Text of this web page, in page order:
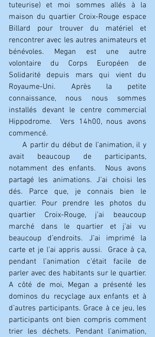
tuteurise) et moi sommes allés à la
maison du quartier Croix-Rouge espace
Billard pour trouver du matériel et
rencontrer avec les autres animateurs et
bénévoles. Megan est une autre
volontaire du Corps Européen de
Solidarité depuis mars qui vient du
Royaume-Uni. Après la petite
connaissance, nous nous sommes
installés devant le centre commercial
Hippodrome.  Vers 14h00, nous avons
commencé.
avait beaucoup de participants,
notamment des enfants.  Nous avons
partagé les animations. J’ai choisi les
dés. Parce que, je connais bien le
quartier. Pour prendre les photos du
quartier Croix-Rouge, j’ai beaucoup
marché dans le quartier et j’ai vu
beaucoup d’endroits. J’ai imprimé la
carte et je l’ai appris aussi.  Grace à ça,
pendant l’animation c’était facile de
parler avec des habitants sur le quartier.
A côté de moi, Megan a présenté les
dominos du recyclage aux enfants et à
d’autres participants. Grace à ce jeu, les
participants ont bien compris comment
trier les déchets. Pendant l’animation,